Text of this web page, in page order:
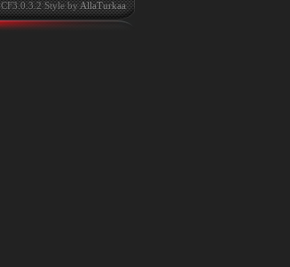
CF3.0.3.2 Style byAllaTurkaa